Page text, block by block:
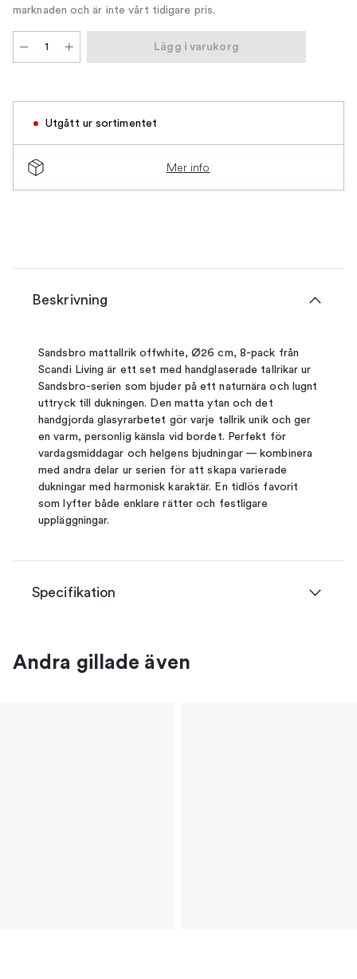
marknaden och är inte vårt tidigare pris.
Lägg i varukorg
Utgått ur sortimentet
Mer info
Beskrivning
Sandsbro mattallrik offwhite, Ø26 cm, 8-pack från
Scandi Living är ett set med handglaserade tallrikar ur
Sandsbro-serien som bjuder på ett naturnära och lugnt
uttryck till dukningen. Den matta ytan och det
handgjorda glasyrarbetet gör varje tallrik unik och ger
en varm, personlig känsla vid bordet. Perfekt för
vardagsmiddagar och helgens bjudningar — kombinera
med andra delar ur serien för att skapa varierade
dukningar med harmonisk karaktär. En tidlös favorit
som lyfter både enklare rätter och festligare
uppläggningar.
Specifikation
Andra gillade även